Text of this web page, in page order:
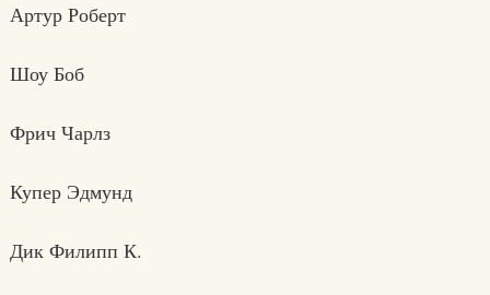
Артур Роберт
Шоу Боб
Фрич Чарлз
Купер Эдмунд
Дик Филипп К.